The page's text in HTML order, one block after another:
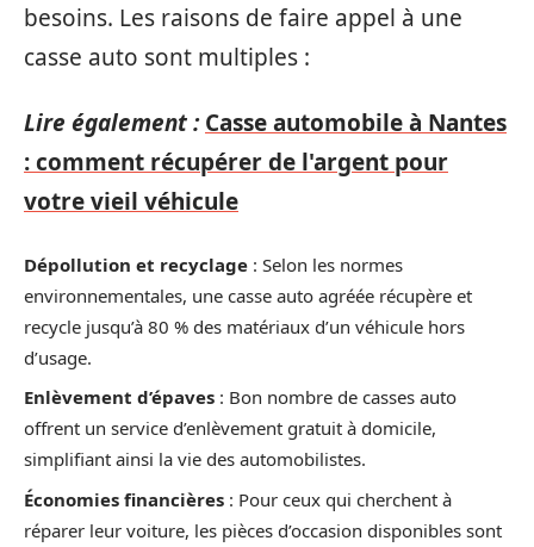
besoins. Les raisons de faire appel à une
casse auto sont multiples :
Lire également : Casse automobile à Nantes
: comment récupérer de l'argent pour
votre vieil véhicule
Dépollution et recyclage : Selon les normes
environnementales, une casse auto agréée récupère et
recycle jusqu’à 80 % des matériaux d’un véhicule hors
d’usage.
Enlèvement d’épaves : Bon nombre de casses auto
offrent un service d’enlèvement gratuit à domicile,
simplifiant ainsi la vie des automobilistes.
Économies financières : Pour ceux qui cherchent à
réparer leur voiture, les pièces d’occasion disponibles sont